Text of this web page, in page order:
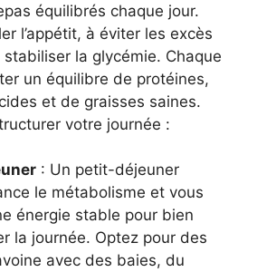
équilibrés chaque jour.
l’appétit, à éviter les excès
la glycémie. Chaque
un équilibre de protéines,
et de graisses saines.
votre journée :
: Un petit-déjeuner
le métabolisme et vous
énergie stable pour bien
la journée. Optez pour des
avec des baies, du